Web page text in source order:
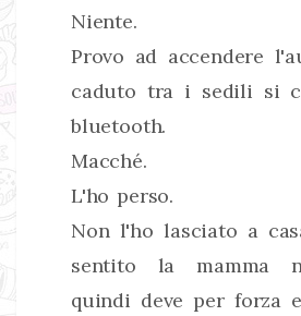
Niente.
Provo ad accendere
caduto tra i sedili si
bluetooth.
Macché.
L'ho perso.
Non l'ho lasciato a
sentito la mamma
quindi deve per forza